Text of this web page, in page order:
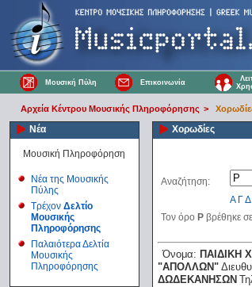
Μουσική Πύλη Επικοινωνία
Αρχεία Κέντρου Μουσικής Πληροφόρησης >
Νέα
Μουσική Πληροφόρηση
Νέα της Μουσικής
Πύλης
Τρέχον Δελτίο
Μουσικής
Πληροφόρησης
Παλαιότερα Δελτία
Μουσικής
Πληροφόρησης
Χορωδίες
Αναζήτηση:
Α ΓΔ
Τον όρο Ρ βρέθηκε
Όνομα: ΠΑΙΔΙΚΗ
"ΑΠΟΛΛΩΝ"
ΔΩΔΕΚΑΝΗΣΩΝ